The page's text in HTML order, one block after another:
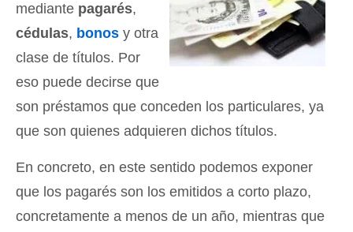
mediante pagarés,
cédulas, bonos y otra
clase de títulos. Por
eso puede decirse que
son préstamos que conceden los particulares, ya
que son quienes adquieren dichos títulos.
En concreto, en este sentido podemos exponer
que los pagarés son los emitidos a corto plazo,
concretamente a menos de un año, mientras que